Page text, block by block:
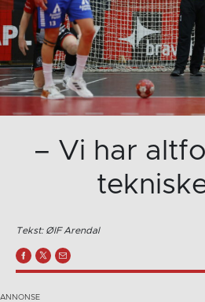
– Vi har
Tekst: ØIF Arendal